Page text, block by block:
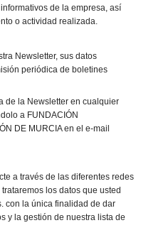
de la empresa, así
o actividad realizada.
Newsletter, sus datos
periódica de boletines
de la Newsletter en cualquier
a FUNDACIÓN
DE MURCIA en el e-mail
a través de las diferentes redes
los datos que usted
con la única finalidad de dar
y la gestión de nuestra lista de